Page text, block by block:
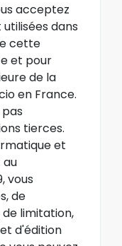
acceptez
dans
cette
et pour
de la
en France.
tierces.
et
au
vous
de
limitation,
d'édition